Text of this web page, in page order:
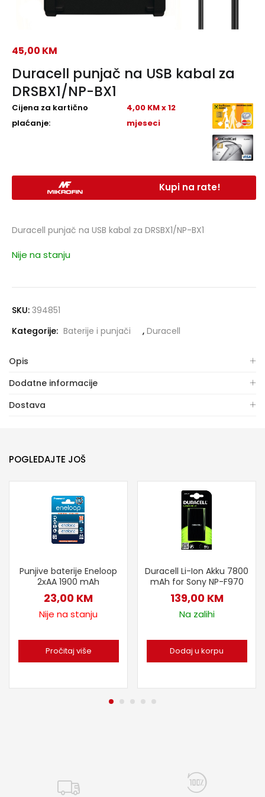
Duracell punjač na USB kabal za
DRSBX1/NP-BX1
45,00 KM
Cijena za kartično
plaćanje:
4,00 KM x 12
mjeseci
Kupi na rate!
Duracell punjač na USB kabal za DRSBX1/NP-BX1
Nije na stanju
SKU: 394851
Kategorije: Baterije i punjači , Duracell
Opis
Dodatne informacije
Dostava
POGLEDAJTE JOŠ
Punjive baterije Eneloop
2xAA 1900 mAh
23,00 KM
Nije na stanju
Pročitaj više
Duracell Li-Ion Akku 7800
mAh for Sony NP-F970
139,00 KM
Na zalihi
Dodaj u korpu